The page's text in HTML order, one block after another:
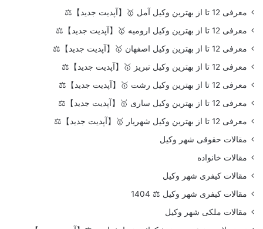
معرفی 12 تا از بهترین وکیل آمل 🥇【آپدیت جدید】⚖️
معرفی 12 تا از بهترین وکیل ارومیه 🥇【آپدیت جدید】⚖️
معرفی 12 تا از بهترین وکیل اصفهان 🥇【آپدیت جدید】⚖️
معرفی 12 تا از بهترین وکیل تبریز 🥇【آپدیت جدید】⚖️
معرفی 12 تا از بهترین وکیل رشت 🥇【آپدیت جدید】⚖️
معرفی 12 تا از بهترین وکیل ساری 🥇【آپدیت جدید】⚖️
معرفی 12 تا از بهترین وکیل شهریار 🥇【آپدیت جدید】⚖️
مقالات حقوقی شهر وکیل
مقالات خانواده
مقالات کیفری شهر وکیل
مقالات کیفری شهر وکیل ⚖️ 1404
مقالات ملکی شهر وکیل